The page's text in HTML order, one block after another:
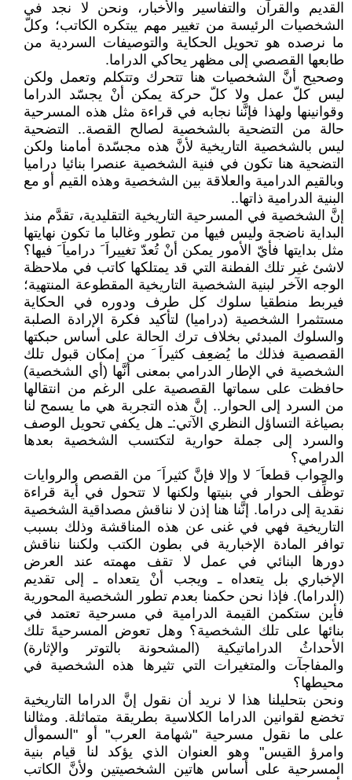
القديم والقرآن والتفاسير والأخبار، ونحن لا نجد في
الشخصيات الرئيسة من تغيير مهم يبتكره الكاتب؛ وكلّ
ما نرصده هو تحويل الحكاية والتوصيفات السردية من
طابعها القصصي إلى مظهر يحاكي الدراما.
وصحيح أنَّ الشخصيات هنا تتحرك وتتكلم وتعمل ولكن
ليس كلّ عمل ولا كلّ حركة يمكن أنْ يجسّد الدراما
وقوانينها ولهذا فإنَّنا نجابه في قراءة مثل هذه المسرحية
حالة من التضحية بالشخصية لصالح القصة.. التضحية
ليس بالشخصية التاريخية لأنَّ هذه مجسّدة أمامنا ولكن
التضحية هنا تكون في فنية الشخصية عنصرا بنائيا دراميا
وبالقيم الدرامية والعلاقة بين الشخصية وهذه القيم أو مع
البنية الدرامية ذاتها..
إنَّ الشخصية في المسرحية التاريخية التقليدية، تقدَّم منذ
البداية ناضجة وليس فيها من تطور وغالبا ما تكون نهايتها
مثل بدايتها فأيّ الأمور يمكن أنْ تُعدّ تغييراَ َ درامياَ َ فيها؟
لاشئ غير تلك الفطنة التي قد يمتلكها كاتب في ملاحظة
الوجه الآخر لبنية الشخصية التاريخية المقطوعة المنتهية؛
فيربط منطقيا سلوك كل طرف ودوره في الحكاية
مستثمرا الشخصية (دراميا) لتأكيد فكرة الإرادة الصلبة
والسلوك المبدئي بخلاف ترك الحالة على أساس حبكتها
القصصية فذلك ما يُضعِف كثيراَ َ من إمكان قبول تلك
الشخصية في الإطار الدرامي بمعنى أنَّها (أي الشخصية)
حافظت على سماتها القصصية على الرغم من انتقالها
من السرد إلى الحوار.. إنَّ هذه التجربة هي ما يسمح لنا
بصياغة التساؤل النظري الآتي:ـ هل يكفي تحويل الوصف
والسرد إلى جملة حوارية لتكتسب الشخصية بعدها
الدرامي؟
والجواب قطعاَ َ لا وإلا فإنَّ كثيراَ َ من القصص والروايات
توظِّف الحوار في بنيتها ولكنها لا تتحول في أية قراءة
نقدية إلى دراما. إنَّنا هنا إذن لا نناقش مصداقية الشخصية
التاريخية فهي في غنى عن هذه المناقشة وذلك بسبب
توافر المادة الإخبارية في بطون الكتب ولكننا نناقش
دورها البنائي في عمل لا تقف مهمته عند العرض
الإخباري بل يتعداه ـ ويجب أنْ يتعداه ـ إلى تقديم
(الدراما). فإذا نحن حكمنا بعدم تطور الشخصية المحورية
فأين ستكمن القيمة الدرامية في مسرحية تعتمد في
بنائها على تلك الشخصية؟ وهل تعوض المسرحيةَ تلك
الأحداثُ الدراماتيكية (المشحونة بالتوتر والإثارة)
والمفاجآت والمتغيرات التي تثيرها هذه الشخصية في
محيطها؟
ونحن بتحليلنا هذا لا نريد أن نقول إنَّ الدراما التاريخية
تخضع لقوانين الدراما الكلاسية بطريقة متماثلة. ومثالنا
على ما نقول مسرحية "شهامة العرب" أو "السموأل
وامرؤ القيس" وهو العنوان الذي يؤكد لنا قيام بنية
المسرحية على أساس هاتين الشخصيتين ولأنَّ الكاتب